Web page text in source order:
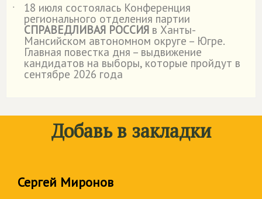
˙
18 июля состоялась Конференция
регионального отделения партии
СПРАВЕДЛИВАЯ РОССИЯ в Ханты-
Мансийском автономном округе – Югре.
Главная повестка дня – выдвижение
кандидатов на выборы, которые пройдут в
сентябре 2026 года
Добавь в закладки
Сергей Миронов